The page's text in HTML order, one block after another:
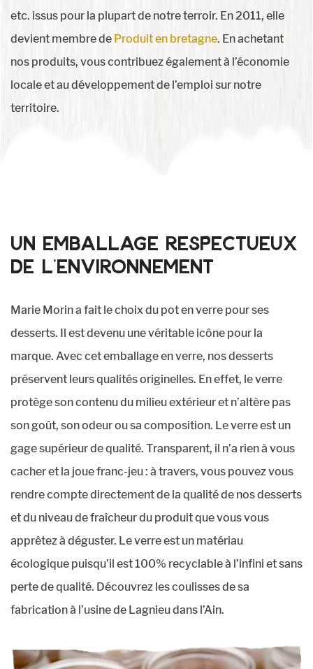
etc. issus pour la plupart de notre terroir. En 2011, elle
devient membre de Produit en bretagne. En achetant
nos produits, vous contribuez également à l’économie
locale et au développement de l’emploi sur notre
territoire.
Un emballage respectueux
de l’environnement
Marie Morin a fait le choix du pot en verre pour ses
desserts. Il est devenu une véritable icône pour la
marque. Avec cet emballage en verre, nos desserts
préservent leurs qualités originelles. En effet, le verre
protège son contenu du milieu extérieur et n’altère pas
son goût, son odeur ou sa composition. Le verre est un
gage supérieur de qualité. Transparent, il n’a rien à vous
cacher et la joue franc-jeu : à travers, vous pouvez vous
rendre compte directement de la qualité de nos desserts
et du niveau de fraîcheur du produit que vous vous
apprêtez à déguster. Le verre est un matériau
écologique puisqu’il est 100% recyclable à l’infini et sans
perte de qualité. Découvrez les coulisses de sa
fabrication à l’usine de Lagnieu dans l’Ain.